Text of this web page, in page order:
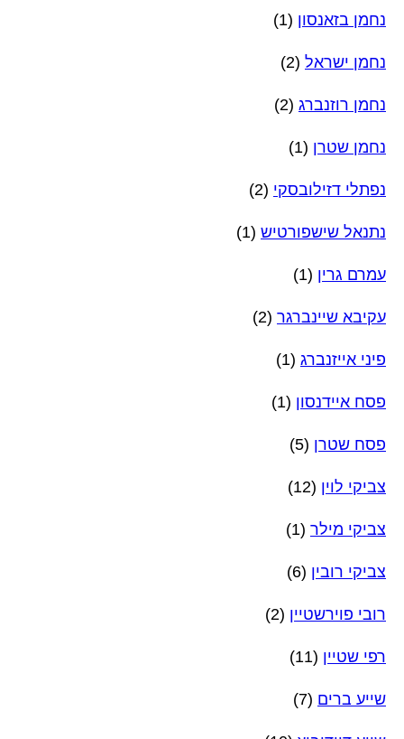
נחמן בזאנסון (1)
נחמן ישראל (2)
נחמן רוזנברג (2)
נחמן שטרן (1)
נפתלי דזילובסקי (2)
נתנאל שישפורטיש (1)
עמרם גרין (1)
עקיבא שיינברגר (2)
פיני אייזנברג (1)
פסח איידנסון (1)
פסח שטרן (5)
צביקי לוין (12)
צביקי מילר (1)
צביקי רובין (6)
רובי פוירשטיין (2)
רפי שטיין (11)
שייע ברים (7)